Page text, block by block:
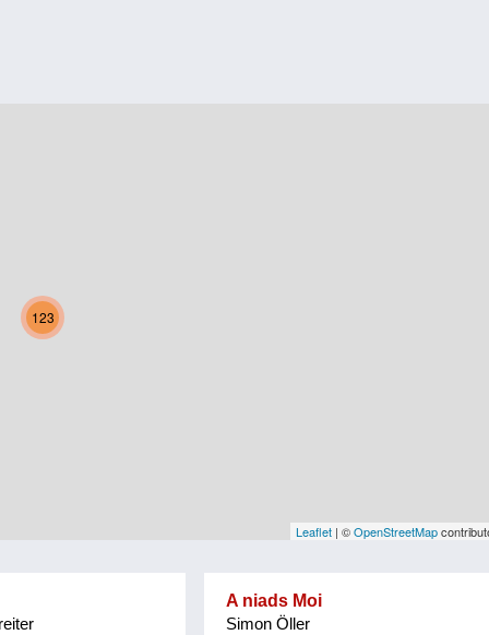
123
Leaflet | ©OpenStreetMap
A niads Moi
Simon Öller